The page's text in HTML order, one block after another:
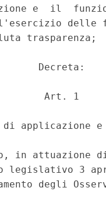
e  il
l'esercizio
trasparenza;
Decreta:
Art. 1
di applicazione
in attuazione
legislativo 3